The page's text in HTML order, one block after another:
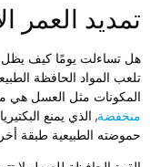
العمر
تساءلت يومًا كيف يظل
المواد الحافظة
مثل العسل هي
, الذي يمنع
الطبيعية طبقة أخرى